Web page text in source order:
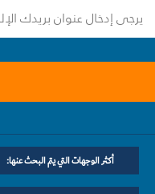
أكثر الوجهات التي يتم البحث عنها: